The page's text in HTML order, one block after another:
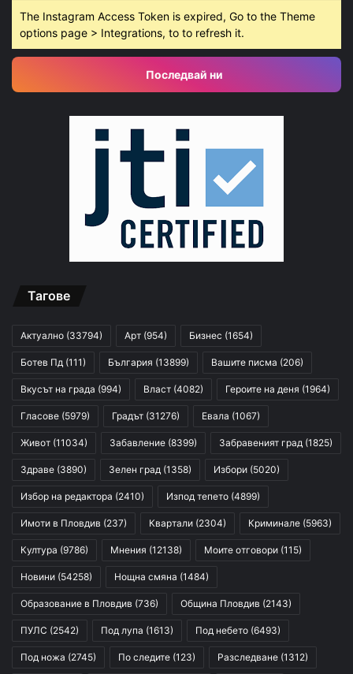
The Instagram Access Token is expired, Go to the Theme
options page > Integrations, to to refresh it.
Последвай ни
Тагове
Актуално (33794) Арт (954) Бизнес (1654)
Ботев Пд (111) България (13899) Вашите писма (206)
Вкусът на града (994) Власт (4082) Героите на деня (1964)
Гласове (5979) Градът (31276) Евала (1067)
Живот (11034) Забавление (8399) Забравеният град (1825)
Здраве (3890) Зелен град (1358) Избори (5020)
Избор на редактора (2410) Изпод тепето (4899)
Имоти в Пловдив (237) Квартали (2304) Криминале (5963)
Култура (9786) Мнения (12138) Моите отговори (115)
Новини (54258) Нощна смяна (1484)
Образование в Пловдив (736) Община Пловдив (2143)
ПУЛС (2542) Под лупа (1613) Под небето (6493)
Под ножа (2745) По следите (123) Разследване (1312)